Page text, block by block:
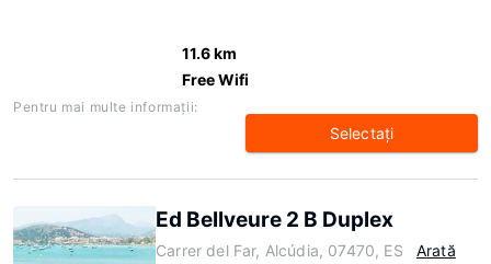
11.6 km
Free Wifi
Pentru mai multe informaţii:
Selectaţi
Ed Bellveure 2 B Duplex
Carrer del Far, Alcúdia, 07470, ES
Arată